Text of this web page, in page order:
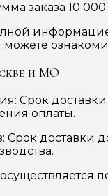
заказа 10 000
и МО
Срок доставки
оплаты.
Срок доставки